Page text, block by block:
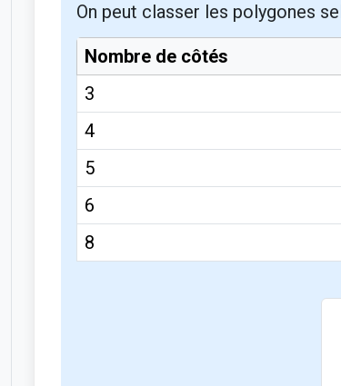
On peut classer les polygones
Nombre de côtés
3
4
5
6
8